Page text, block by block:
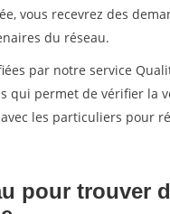
vous recevrez des
du réseau.
par notre service
qui permet de vérifier la
les particuliers pour
pour trouver